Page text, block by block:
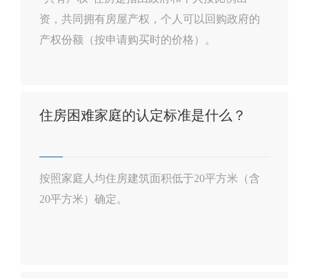
资，共同拥有房屋产权，个人可以回购政府的
产权份额（按申请购买时的价格）。
住房困难家庭的认定标准是什么？
按照家庭人均住房建筑面积低于20平方米（含
20平方米）确定。